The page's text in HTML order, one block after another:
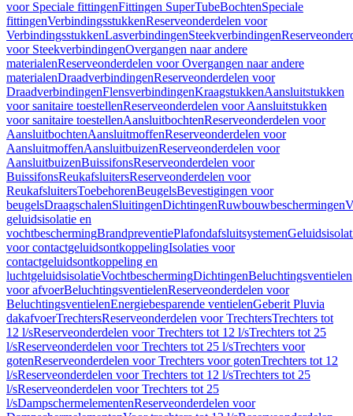
voor Speciale fittingenFittingen SuperTubeBochtenSpeciale
fittingenVerbindingsstukkenReserveonderdelen voor
VerbindingsstukkenLasverbindingenSteekverbindingen
voor SteekverbindingenOvergangen naar andere
materialenReserveonderdelen voor Overgangen naar andere
materialenDraadverbindingenReserveonderdelen voor
DraadverbindingenFlensverbindingenKraagstukkenAansluitstukken
voor sanitaire toestellenReserveonderdelen voor Aansluitstukken
voor sanitaire toestellenAansluitbochtenReserveonderdelen voor
AansluitbochtenAansluitmoffenReserveonderdelen voor
AansluitmoffenAansluitbuizenReserveonderdelen voor
AansluitbuizenBuissifonsReserveonderdelen voor
BuissifonsReukafsluitersReserveonderdelen voor
ReukafsluitersToebehorenBeugelsBevestigingen voor
beugelsDraagschalenSluitingenDichtingenRuwbouwbeschermingen
geluidsisolatie en
vochtbeschermingBrandpreventiePlafondafsluitsystemen
voor contactgeluidsontkoppelingIsolaties voor
contactgeluidsontkoppeling en
luchtgeluidsisolatieVochtbeschermingDichtingenBeluchtingsventielen
voor afvoerBeluchtingsventielenReserveonderdelen voor
BeluchtingsventielenEnergiebesparende ventielenGeberit Pluvia
dakafvoerTrechtersReserveonderdelen voor TrechtersTrechters tot
12 l/sReserveonderdelen voor Trechters tot 12 l/sTrechters tot 25
l/sReserveonderdelen voor Trechters tot 25 l/sTrechters voor
gotenReserveonderdelen voor Trechters voor gotenTrechters tot 12
l/sReserveonderdelen voor Trechters tot 12 l/sTrechters tot 25
l/sReserveonderdelen voor Trechters tot 25
l/sDampschermelementenReserveonderdelen voor